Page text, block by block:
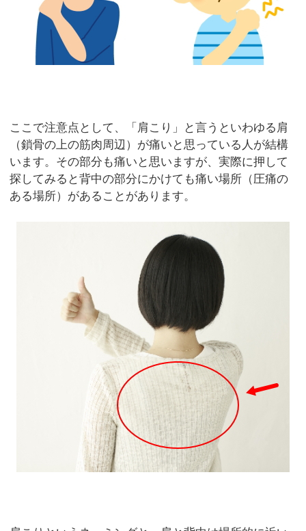
ここで注意点として、「肩こり」と言うといわゆる肩
（鎖骨の上の筋肉周辺）が痛いと思っている人が結構
います。その部分も痛いと思いますが、実際に押して
探してみると背中の部分にかけても痛い場所（圧痛の
ある場所）があることがあります。